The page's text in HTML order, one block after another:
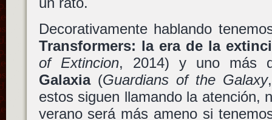
Decorativamente hablando
Transformers: la era de la
of Extincion, 2014) y uno más
Galaxia(Guardians of the Galaxy
estos siguen llamando la atención,
verano será más ameno si